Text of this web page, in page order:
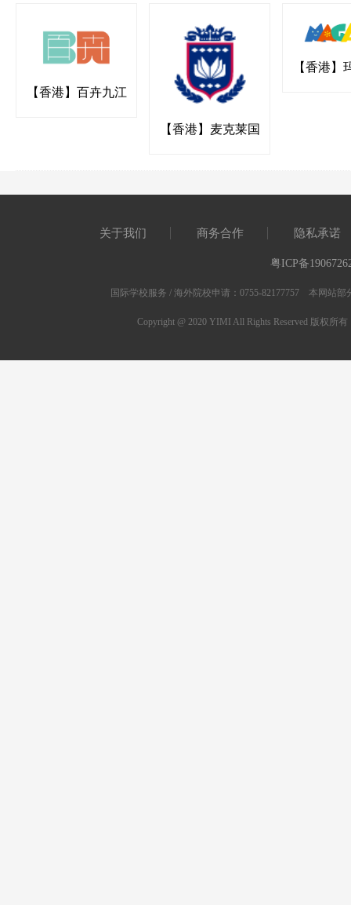
【香港】百卉九江
【香港】麦克莱国
【香港】
关于我们 商务合作 隐私承诺
粤ICP备
国际学校服务 / 海外院校申请：0755-82177757 本网站
Copyright @ 2020 YIMI All Rights Reserved 版权所